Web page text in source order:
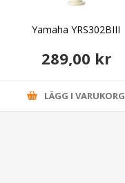
Yamaha YRS302BIII
289,00 kr
LÄGG I VARUKORG